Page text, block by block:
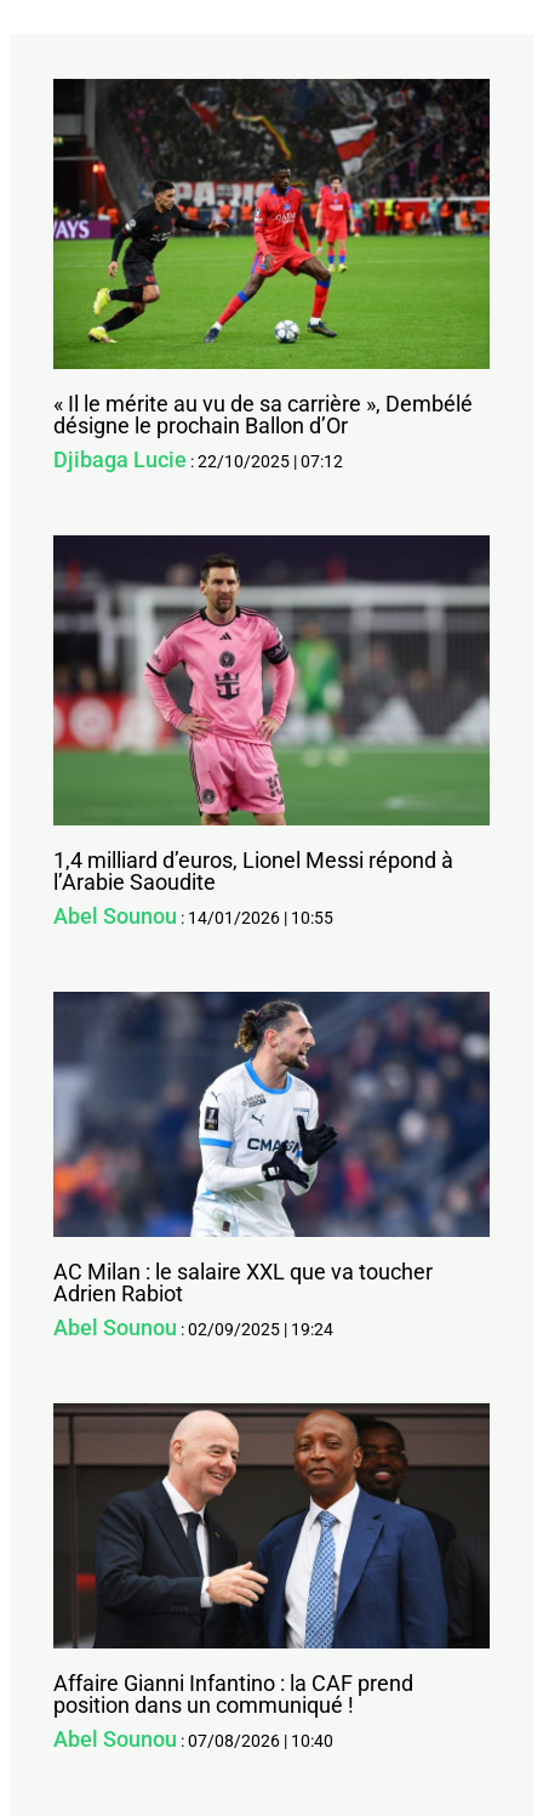
« Il le mérite au vu de sa carrière », Dembélé
désigne le prochain Ballon d’Or
Djibaga Lucie :22/10/2025 |07:12
1,4 milliard d’euros, Lionel Messi répond à
l’Arabie Saoudite
Abel Sounou : 14/01/2026 | 10:55
AC Milan : le salaire XXL que va toucher
Adrien Rabiot
Abel Sounou :02/09/2025 | 19:24
Affaire Gianni Infantino : la CAF prend
position dans un communiqué !
Abel Sounou :07/08/2026 | 10:40